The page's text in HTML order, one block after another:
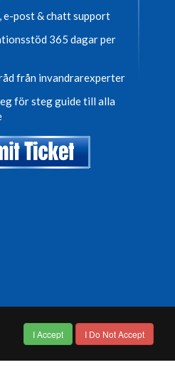
e-post & chatt support
365 dagar per
från invandrarexperter
för steg guide till alla
I Accept I Do Not Accept